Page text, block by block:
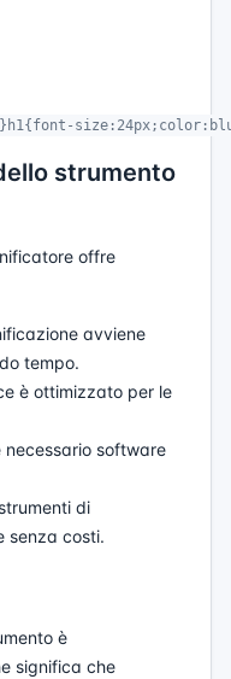
strumento
offre
avviene
tempo.
è ottimizzato per le
necessario software
di
senza costi.
è
significa che